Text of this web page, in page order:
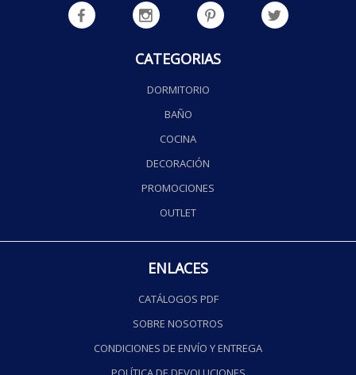
CATEGORIAS
DORMITORIO
BAÑO
COCINA
DECORACIÓN
PROMOCIONES
OUTLET
ENLACES
CATÁLOGOS PDF
SOBRE NOSOTROS
CONDICIONES DE ENVÍO Y ENTREGA